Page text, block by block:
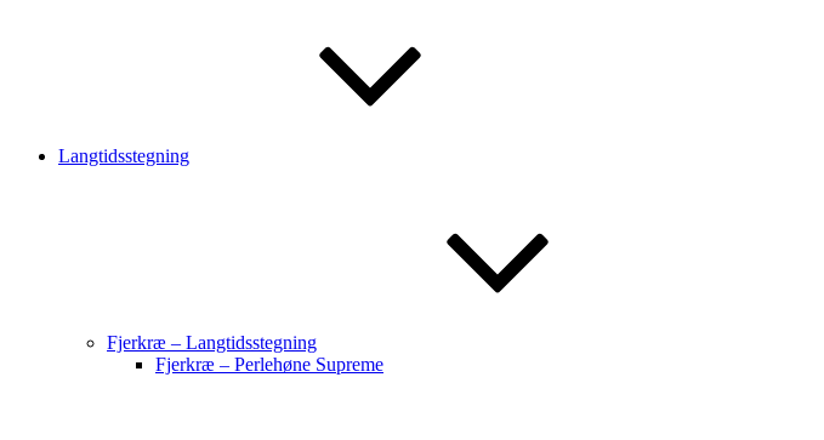
Langtidsstegning
Fjerkræ – Langtidsstegning
Fjerkræ – Perlehøne Supreme